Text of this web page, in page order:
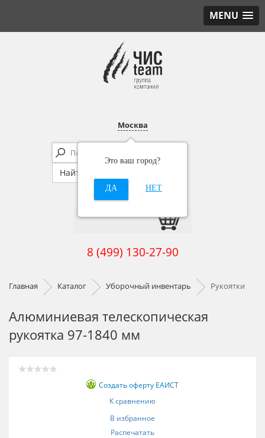
MENU
Москва
Это ваш город?
ДА НЕТ
8 (499) 130-27-90
Главная Каталог Уборочный инвентарь Рукоятки
Алюминиевая телескопическая
рукоятка 97-1840 мм
Создать оферту ЕАИСТ
К сравнению
В избранное
Распечатать